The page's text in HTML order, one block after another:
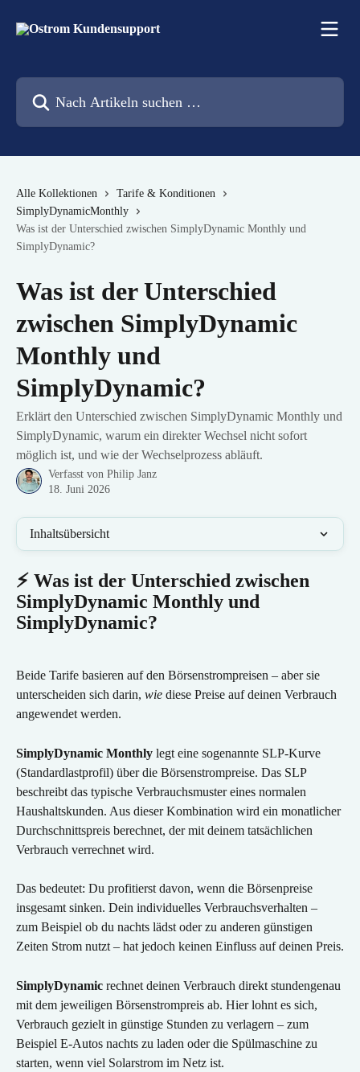
Alle Kollektionen
Tarife & Konditionen
SimplyDynamicMonthly
Was ist der Unterschied zwischen SimplyDynamic Monthly und
SimplyDynamic?
Was ist der Unterschied
zwischen SimplyDynamic
Monthly und
SimplyDynamic?
Erklärt den Unterschied zwischen SimplyDynamic Monthly und
SimplyDynamic, warum ein direkter Wechsel nicht sofort
möglich ist, und wie der Wechselprozess abläuft.
Verfasst von Philip Janz
18. Juni 2026
Inhaltsübersicht
⚡ Was ist der Unterschied zwischen
SimplyDynamic Monthly und
SimplyDynamic?
Beide Tarife basieren auf den Börsenstrompreisen – aber sie
unterscheiden sich darin, wie diese Preise auf deinen Verbrauch
angewendet werden.
SimplyDynamic Monthly legt eine sogenannte SLP-Kurve
(Standardlastprofil) über die Börsenstrompreise. Das SLP
beschreibt das typische Verbrauchsmuster eines normalen
Haushaltskunden. Aus dieser Kombination wird ein monatlicher
Durchschnittspreis berechnet, der mit deinem tatsächlichen
Verbrauch verrechnet wird.
Das bedeutet: Du profitierst davon, wenn die Börsenpreise
insgesamt sinken. Dein individuelles Verbrauchsverhalten –
zum Beispiel ob du nachts lädst oder zu anderen günstigen
Zeiten Strom nutzt – hat jedoch keinen Einfluss auf deinen Preis.
SimplyDynamic rechnet deinen Verbrauch direkt stundengenau
mit dem jeweiligen Börsenstrompreis ab. Hier lohnt es sich,
Verbrauch gezielt in günstige Stunden zu verlagern – zum
Beispiel E-Autos nachts zu laden oder die Spülmaschine zu
starten, wenn viel Solarstrom im Netz ist.